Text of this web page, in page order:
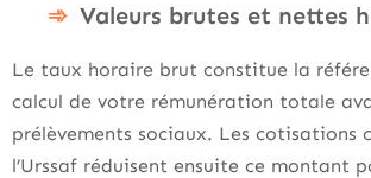
Valeurs brutes et nettes
Le taux horaire brut constitue la
calcul de votre rémunération totale
prélèvements sociaux. Les cotisations
l’Urssaf réduisent ensuite ce montant